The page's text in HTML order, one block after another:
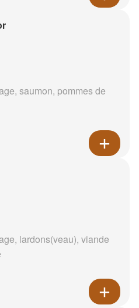
saumon, pommes de
lardons(veau), viande